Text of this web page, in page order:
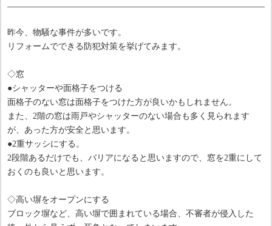
昨今、物騒な事件が多いです。
リフォームでできる防犯対策を挙げてみます。
◇窓
●シャッターや面格子をつける
面格子のない窓は面格子をつけた方が良いかもしれません。
また、2階の窓は雨戸やシャッターのない場合も多く見られます
が、あった方が安全と思います。
●2重サッシにする。
2段階あるだけでも、バリアになると思いますので、窓を2重にして
おくのも良いと思います。
◇高い塀をオープンにする
ブロック塀など、高い塀で囲まれている場合、不審者が侵入した